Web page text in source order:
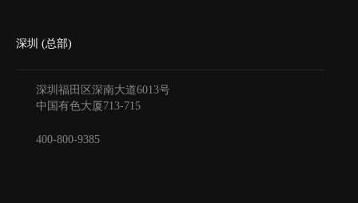
深圳 (总部)
深圳福田区深南大道6013号
中国有色大厦713-715
400-800-9385